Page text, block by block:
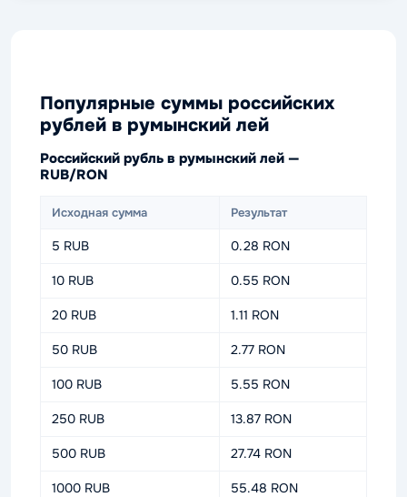
Популярные суммы российских
рублей в румынский лей
Российский рубль в румынский лей —
RUB/RON
Исходная сумма Результат
5 RUB 0.28 RON
10 RUB 0.55 RON
20 RUB 1.11 RON
50 RUB 2.77 RON
100 RUB 5.55 RON
250 RUB 13.87 RON
500 RUB 27.74 RON
1000 RUB 55.48 RON